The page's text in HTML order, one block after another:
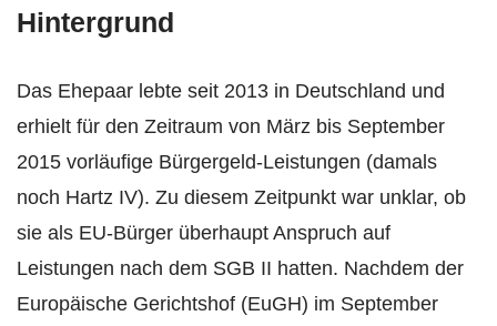
Hintergrund
Das Ehepaar lebte seit 2013 in Deutschland und
erhielt für den Zeitraum von März bis September
2015 vorläufige Bürgergeld-Leistungen (damals
noch Hartz IV). Zu diesem Zeitpunkt war unklar, ob
sie als EU-Bürger überhaupt Anspruch auf
Leistungen nach dem SGB II hatten. Nachdem der
Europäische Gerichtshof (EuGH) im September